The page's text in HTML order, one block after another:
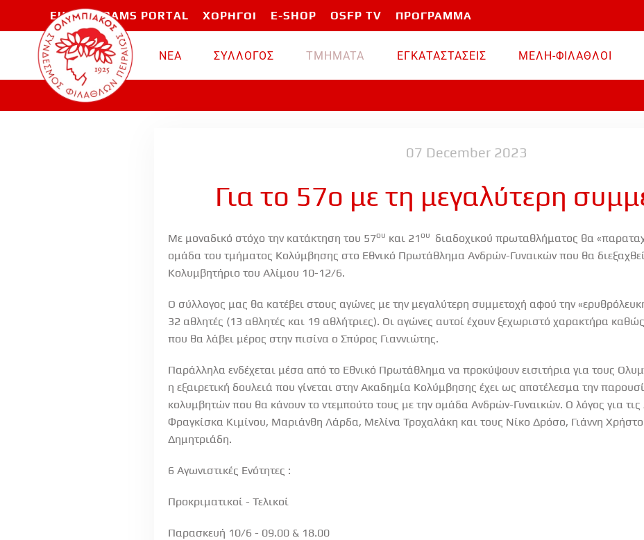
Skip to main content
EU PROGRAMS PORTAL ΧΟΡΗΓΟΙ E-SHOP OSFP TV ΠΡΟΓΡΑΜΜΑ
ΝΕΑ ΣΥΛΛΟΓΟΣ TMHMATA ΕΓΚΑΤΑΣΤΑΣΕΙΣ ΜΕΛΗ-ΦΙΛΑΘΛΟΙ
07 December 2023
Για το 57ο με τη μεγαλύτερη
Με μοναδικό στόχο την κατάκτηση του 57ου και 21ου
διαδοχικού πρωταθλήματος θα
ομάδα του τμήματος Κολύμβησης στο Εθνικό Πρωτάθλημα Ανδρών-Γυναικών που θα
Κολυμβητήριο του Αλίμου 10-12/6.
Ο σύλλογος μας θα κατέβει στους αγώνες με την μεγαλύτερη συμμετοχή αφού την
32 αθλητές (13 αθλητές και 19 αθλήτριες). Οι αγώνες αυτοί έχουν ξεχωριστό χαρακτήρα καθώς
που θα λάβει μέρος στην πισίνα ο Σπύρος Γιαννιώτης.
Παράλληλα ενδέχεται μέσα από το Εθνικό Πρωτάθλημα να προκύψουν εισιτήρια για τους
η εξαιρετική δουλειά που γίνεται στην Ακαδημία Κολύμβησης έχει ως αποτέλεσμα την
κολυμβητών που θα κάνουν το ντεμπούτο τους με την ομάδα Ανδρών-Γυναικών. Ο λόγος για
Φραγκίσκα Κιμίνου, Μαριάνθη Λάρδα, Μελίνα Τροχαλάκη και τους Νίκο Δρόσο, Γιάννη
Δημητριάδη.
6 Αγωνιστικές Ενότητες :
Προκριματικοί - Τελικοί
Παρασκευή 10/6 - 09.00 & 18.00